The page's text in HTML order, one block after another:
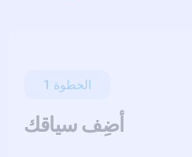
الخطوة 1
أضِف سياقك